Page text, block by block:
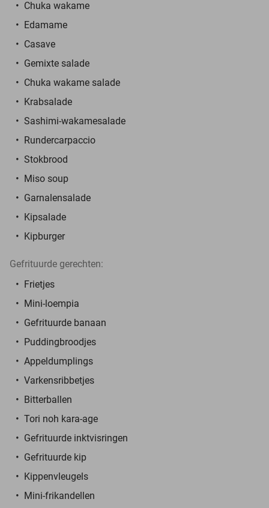
Chuka wakame
Edamame
Casave
Gemixte salade
Chuka wakame salade
Krabsalade
Sashimi-wakamesalade
Rundercarpaccio
Stokbrood
Miso soup
Garnalensalade
Kipsalade
Kipburger
Gefrituurde gerechten:
Frietjes
Mini-loempia
Gefrituurde banaan
Puddingbroodjes
Appeldumplings
Varkensribbetjes
Bitterballen
Tori noh kara-age
Gefrituurde inktvisringen
Gefrituurde kip
Kippenvleugels
Mini-frikandellen